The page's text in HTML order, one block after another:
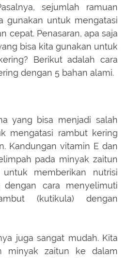
sejumlah ramuan
gunakan untuk mengatasi
cepat. Penasaran, apa saja
bisa kita gunakan untuk
Berikut adalah cara
dengan 5 bahan alami.
yang bisa menjadi salah
mengatasi rambut kering
Kandungan vitamin E dan
pada minyak zaitun
memberikan nutrisi
cara menyelimuti
(kutikula) dengan
juga sangat mudah. Kita
minyak zaitun ke dalam